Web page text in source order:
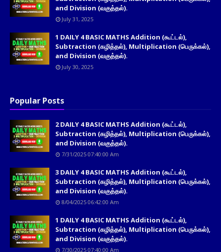
and Division (வகுத்தல்).
July 31, 2025
1 DAILY 4 BASIC MATHS Addition (கூட்டல்),
Subtraction (கழித்தல்), Multiplication (பெருக்கல்),
and Division (வகுத்தல்).
July 30, 2025
Popular Posts
2 DAILY 4 BASIC MATHS Addition (கூட்டல்),
Subtraction (கழித்தல்), Multiplication (பெருக்கல்),
and Division (வகுத்தல்).
7/31/2025 07:40:00 Am
3 DAILY 4 BASIC MATHS Addition (கூட்டல்),
Subtraction (கழித்தல்), Multiplication (பெருக்கல்),
and Division (வகுத்தல்).
8/04/2025 06:42:00 Am
1 DAILY 4 BASIC MATHS Addition (கூட்டல்),
Subtraction (கழித்தல்), Multiplication (பெருக்கல்),
and Division (வகுத்தல்).
7/30/2025 07:40:00 Am